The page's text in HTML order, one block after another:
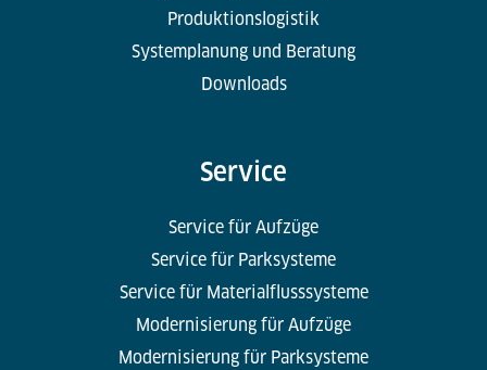
Produktionslogistik
Systemplanung und Beratung
Downloads
Service
Service für Aufzüge
Service für Parksysteme
Service für Materialflusssysteme
Modernisierung für Aufzüge
Modernisierung für Parksysteme